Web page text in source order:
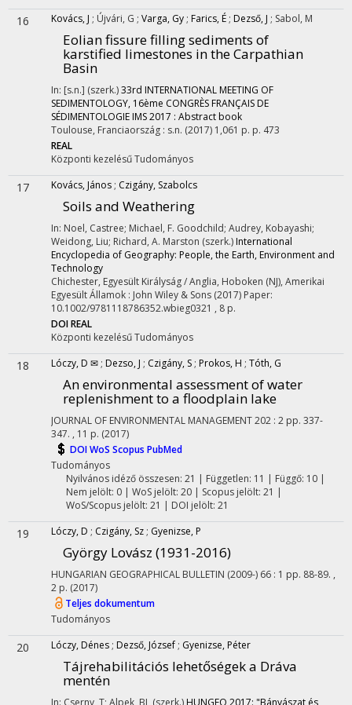
16 Kovács, J ; Újvári, G ; Varga, Gy ; Farics, É ; Dezső, J ; Sabol, M
Eolian fissure filling sediments of
karstified limestones in the Carpathian
Basin
In: [s.n.] (szerk.)33rd INTERNATIONAL MEETING OF
SEDIMENTOLOGY, 16ème CONGRÈS FRANÇAIS DE
SÉDIMENTOLOGIE IMS 2017 : Abstract book
Toulouse, Franciaország : s.n. (2017) 1,061 p. p. 473
REAL
Központi kezelésűTudományos
17 Kovács, János ; Czigány, Szabolcs
Soils and Weathering
In: Noel, Castree; Michael, F. Goodchild; Audrey, Kobayashi;
Weidong, Liu; Richard, A. Marston (szerk.) International
Encyclopedia of Geography: People, the Earth, Environment and
Technology
Chichester, Egyesült Királyság / Anglia, Hoboken (NJ), Amerikai
Egyesült Államok : John Wiley & Sons (2017) Paper:
10.1002/9781118786352.wbieg0321 , 8 p.
DOIREAL
Központi kezelésűTudományos
18 Lóczy, D ✉ ; Dezso, J ; Czigány, S ; Prokos, H ; Tóth, G
An environmental assessment of water
replenishment to a floodplain lake
JOURNAL OF ENVIRONMENTAL MANAGEMENT202 : 2 pp. 337-
347. , 11 p. (2017)
DOIWoS Scopus PubMed
Tudományos
Nyilvános idéző összesen: 21 | Független: 11 | Függő: 10 |
Nem jelölt: 0 | WoS jelölt: 20 | Scopus jelölt: 21 |
WoS/Scopus jelölt: 21 | DOI jelölt: 21
19 Lóczy, D ; Czigány, Sz ; Gyenizse, P
György Lovász (1931-2016)
HUNGARIAN GEOGRAPHICAL BULLETIN (2009-) 66 : 1 pp. 88-89. ,
2 p. (2017)
Teljes dokumentum
Tudományos
20 Lóczy, Dénes ; Dezső, József ; Gyenizse, Péter
Tájrehabilitációs lehetőségek a Dráva
mentén
In: Cserny, T; Alpek, BL (szerk.) HUNGEO 2017: "Bányászat és